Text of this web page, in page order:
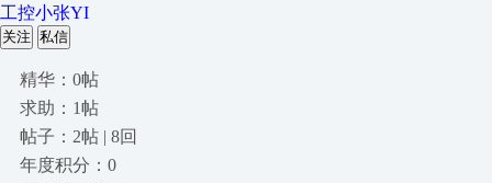
工控小张YI
关注 私信
精华：0帖
求助：1帖
帖子：2帖 | 8回
年度积分：0